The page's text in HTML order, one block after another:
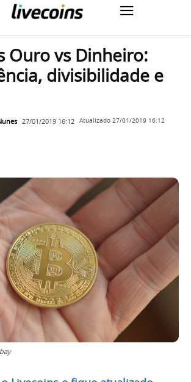
Ouro vs Dinheiro:
divisibilidade e
27/01/2019 16:12 Atualizado 27/01/2019 16:12